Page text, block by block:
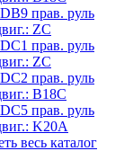
прав. руль
ZC
прав. руль
ZC
прав. руль
B18C
прав. руль
K20A
весь каталог